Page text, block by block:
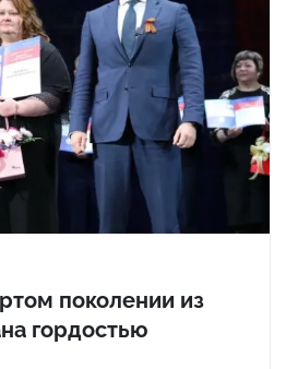
поколении из
гордостью